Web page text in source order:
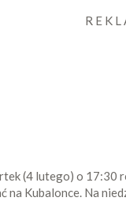
R E K L
(4 lutego) o
Kubalonce. Na